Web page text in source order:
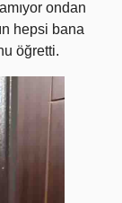
ondan
hepsi bana
öğretti.